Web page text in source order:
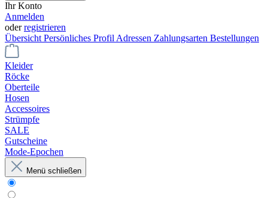
Ihr Konto
Anmelden
oderregistrieren
Übersicht Persönliches Profil Adressen Zahlungsarten Bestellungen
Kleider
Röcke
Oberteile
Hosen
Accessoires
Strümpfe
SALE
Gutscheine
Mode-Epochen
Menü schließen